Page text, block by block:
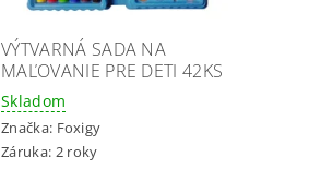
VÝTVARNÁ SADA NA
MAĽOVANIE PRE DETI 42KS
Skladom
Značka: Foxigy
Záruka: 2 roky